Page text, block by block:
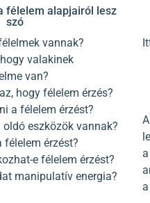
félelem alapjairól lesz
szó
vannak?
valakinek
van?
hogy félelem érzés?
a félelem érzést?
eszközök vannak?
félelem érzést?
e félelem érzést?
manipulatív energia?